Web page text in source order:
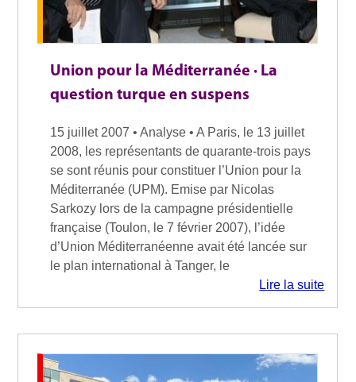
Union pour la Méditerranée · La
question turque en suspens
15 juillet 2007 • Analyse • A Paris, le 13 juillet
2008, les représentants de quarante-trois pays
se sont réunis pour constituer l’Union pour la
Méditerranée (UPM). Emise par Nicolas
Sarkozy lors de la campagne présidentielle
française (Toulon, le 7 février 2007), l’idée
d’Union Méditerranéenne avait été lancée sur
le plan international à Tanger, le
Lire la suite